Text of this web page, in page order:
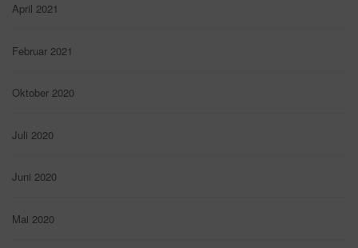
April 2021
Februar 2021
Oktober 2020
Juli 2020
Juni 2020
Mai 2020